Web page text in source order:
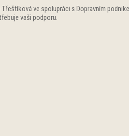
ve spolupráci s Dopravním
vaši podporu.